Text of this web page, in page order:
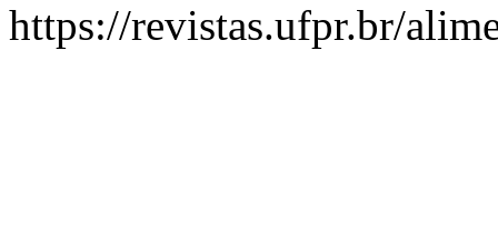
https://revistas.ufpr.br/